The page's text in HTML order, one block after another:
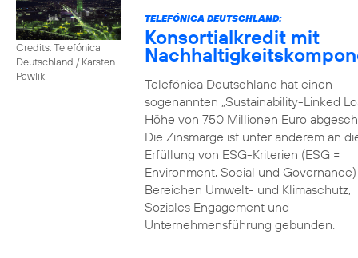
Credits: Telefónica
Deutschland / Karsten
Pawlik
TELEFÓNICA DEUTSCHLAND:
Konsortialkredit mit
Telefónica Deutschland hat einen
sogenannten „Sustainability-Linked
Höhe von 750 Millionen Euro
Die Zinsmarge ist unter anderem an
Erfüllung von ESG-Kriterien (ESG =
Environment, Social und
Bereichen Umwelt- und Klimaschutz,
Soziales Engagement und
Unternehmensführung gebunden.